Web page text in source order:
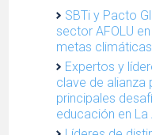
SBTi y Pacto
sector AFOLU
metas
Expertos y
clave de alianza
principales
educación en La